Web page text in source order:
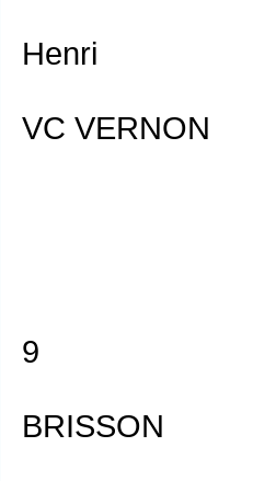
Henri
VC VERNON
9
BRISSON